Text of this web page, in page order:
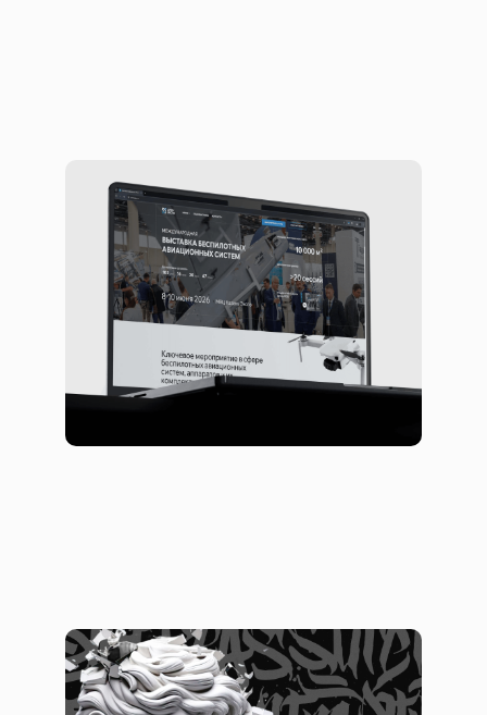
Цифровая платформа для
выставки беспилотных систем
Сайты Корпоративные сайты
Aporro: от улиц Нью-Йорка к
сердцам по всему миру